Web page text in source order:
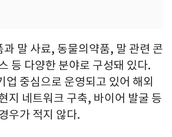
말 사료, 동물의약품, 말 관련 콘
등 다양한 분야로 구성돼 있다.
업 중심으로 운영되고 있어 해외
지 네트워크 구축, 바이어 발굴 등
우가 적지 않다.